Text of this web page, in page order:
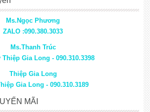
Ms.Ngọc Phương
ZALO :090.380.3033
Ms.Thanh Trúc
Thiệp Gia Long - 090.310.3398
Thiệp Gia Long
Gia Long - 090.310.3189
MÃI